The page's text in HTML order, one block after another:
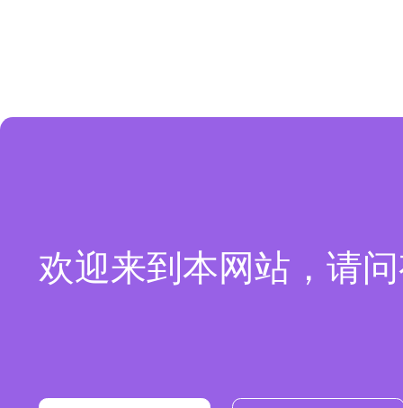
欢迎来到本网站，请